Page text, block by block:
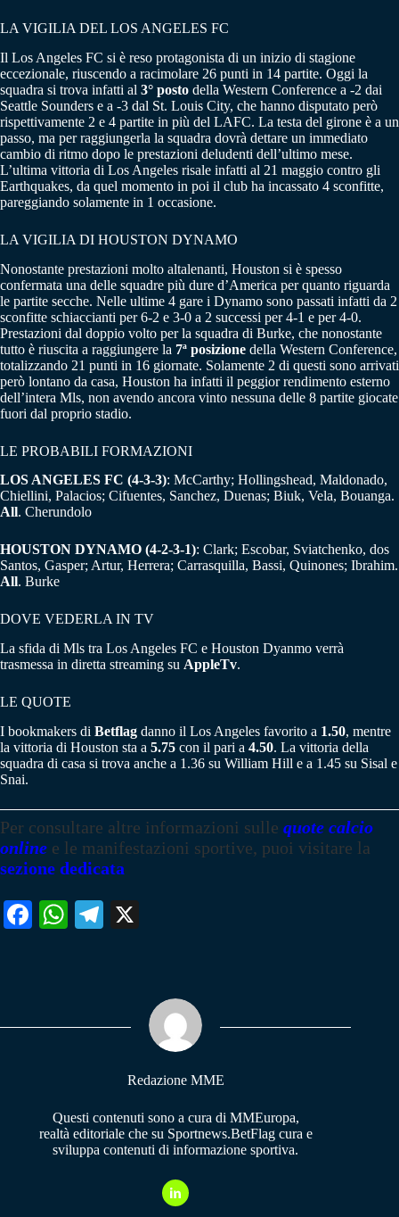
LA VIGILIA DEL LOS ANGELES FC
Il Los Angeles FC si è reso protagonista di un inizio di stagione
eccezionale, riuscendo a racimolare 26 punti in 14 partite. Oggi la
squadra si trova infatti al 3° posto della Western Conference a -2 dai
Seattle Sounders e a -3 dal St. Louis City, che hanno disputato però
rispettivamente 2 e 4 partite in più del LAFC. La testa del girone è a un
passo, ma per raggiungerla la squadra dovrà dettare un immediato
cambio di ritmo dopo le prestazioni deludenti dell’ultimo mese.
L’ultima vittoria di Los Angeles risale infatti al 21 maggio contro gli
Earthquakes, da quel momento in poi il club ha incassato 4 sconfitte,
pareggiando solamente in 1 occasione.
LA VIGILIA DI HOUSTON DYNAMO
Nonostante prestazioni molto altalenanti, Houston si è spesso
confermata una delle squadre più dure d’America per quanto riguarda
le partite secche. Nelle ultime 4 gare i Dynamo sono passati infatti da 2
sconfitte schiaccianti per 6-2 e 3-0 a 2 successi per 4-1 e per 4-0.
Prestazioni dal doppio volto per la squadra di Burke, che nonostante
tutto è riuscita a raggiungere la 7ª posizione della Western Conference,
totalizzando 21 punti in 16 giornate. Solamente 2 di questi sono arrivati
però lontano da casa, Houston ha infatti il peggior rendimento esterno
dell’intera Mls, non avendo ancora vinto nessuna delle 8 partite giocate
fuori dal proprio stadio.
LE PROBABILI FORMAZIONI
LOS ANGELES FC (4-3-3): McCarthy; Hollingshead, Maldonado,
Chiellini, Palacios; Cifuentes, Sanchez, Duenas; Biuk, Vela, Bouanga.
All. Cherundolo
HOUSTON DYNAMO (4-2-3-1): Clark; Escobar, Sviatchenko, dos
Santos, Gasper; Artur, Herrera; Carrasquilla, Bassi, Quinones; Ibrahim.
All. Burke
DOVE VEDERLA IN TV
La sfida di Mls tra Los Angeles FC e Houston Dyanmo verrà
trasmessa in diretta streaming su AppleTv.
LE QUOTE
I bookmakers di Betflag danno il Los Angeles favorito a 1.50, mentre
la vittoria di Houston sta a 5.75 con il pari a 4.50. La vittoria della
squadra di casa si trova anche a 1.36 su William Hill e a 1.45 su Sisal e
Snai.
Per consultare altre informazioni sulle quote calcio
online e le manifestazioni sportive, puoi visitare la
sezione dedicata
Fa W
pp
Te
m
Redazione MME
Questi contenuti sono a cura di MMEuropa,
realtà editoriale che su Sportnews.BetFlag cura e
sviluppa contenuti di informazione sportiva.